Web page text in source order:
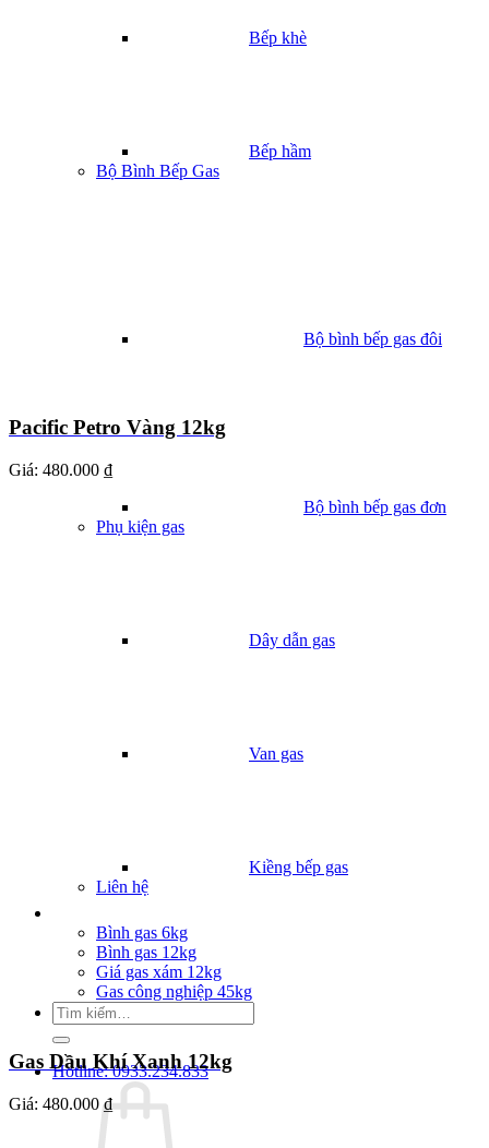
Bếp khè
Bếp hầm
Bộ Bình Bếp Gas
Bộ bình bếp gas đôi
Bộ bình bếp gas đơn
Phụ kiện gas
Dây dẫn gas
Van gas
Kiềng bếp gas
Liên hệ
Bình gas 6kg
Bình gas 12kg
Giá gas xám 12kg
Gas công nghiệp 45kg
Tìm
kiếm:
Hotline: 0933.234.833
Pacific Petro Vàng 12kg
Giá: 480.000 ₫
Gas Dầu Khí Xanh 12kg
Giá: 480.000 ₫